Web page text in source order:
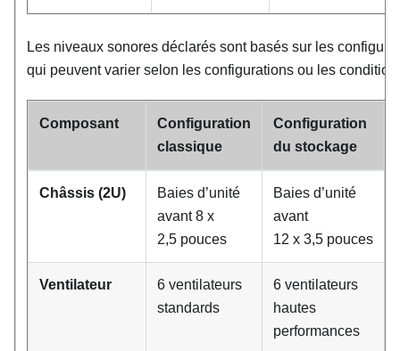
Les niveaux sonores déclarés sont basés sur les
qui peuvent varier selon les configurations ou les
Composant
Configuration
classique
Configuration
du stockage
Châssis (2U)
Baies d’unité
avant 8 x
2,5 pouces
Baies d’unité
avant
12 x 3,5 pouces
Ventilateur
6 ventilateurs
standards
6 ventilateurs
hautes
performances